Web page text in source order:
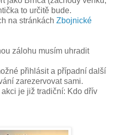
to určitě bude.
na stránkách Zbojnické
zálohu musím uhradit
přihlásit a případní další
zarezervovat sami.
je již tradiční: Kdo dřív